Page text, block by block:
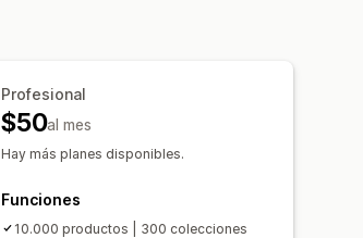
Profesional
$50al mes
Hay más planes disponibles.
Funciones
10.000 productos | 300 colecciones